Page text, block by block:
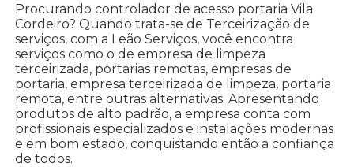
Procurando controlador de acesso portaria Vila
Cordeiro? Quando trata-se de Terceirização de
serviços, com a Leão Serviços, você encontra
serviços como o de empresa de limpeza
terceirizada, portarias remotas, empresas de
portaria, empresa terceirizada de limpeza, portaria
remota, entre outras alternativas. Apresentando
produtos de alto padrão, a empresa conta com
profissionais especializados e instalações modernas
e em bom estado, conquistando então a confiança
de todos.